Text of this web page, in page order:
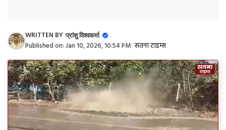
WRITTEN BY :प्रांशु विश्वकर्मा
Published on:Jan 10, 2026, 10:54 PM सतना टाइम्स